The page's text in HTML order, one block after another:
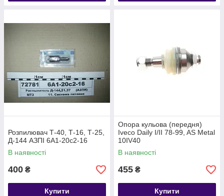
Розпилювач Т-40, Т-16, Т-25,
Д-144 АЗПІ 6А1-20с2-16
В наявності
400 ₴
Купити
Опора кульова (передня)
Iveco Daily I/II 78-99, AS Metal
10IV40
В наявності
455 ₴
Купити